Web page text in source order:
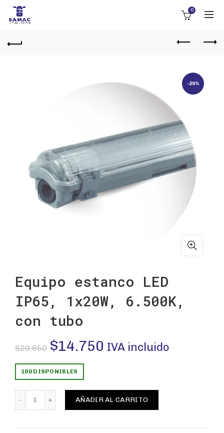
0
-29%
Equipo estanco LED
IP65, 1x20W, 6.500K,
con tubo
$20.650 El
precio
original
era:
$14.750 El
actual
es:
IVA incluido
100 DISPONIBLES
Equipo estanco LED IP65, 1x20W, 6.500K, con tubo
AÑADIR AL CARRITO